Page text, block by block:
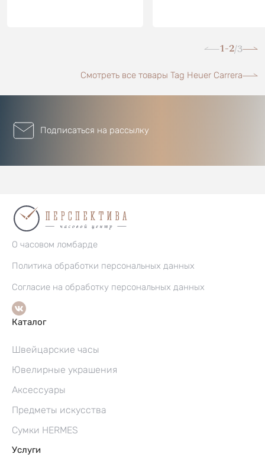
1-2/3
Смотреть все товары Tag Heuer Carrera
Подписаться на рассылку
О часовом ломбарде
Политика обработки персональных данных
Согласие на обработку персональных данных
Каталог
Швейцарские часы
Ювелирные украшения
Аксессуары
Предметы искусства
Сумки HERMES
Услуги